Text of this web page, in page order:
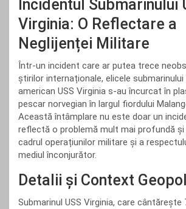
Incidentul Submarinului
Virginia: O Reflectare a
Neglijenței Militare
Într-un incident care ar putea trece
știrilor internaționale, elicele submarinului
american USS Virginia s-au încurcat în
pescar norvegian în largul fiordului
Această întâmplare nu este doar un
reflectă o problemă mult mai profundă
cadrul operațiunilor militare și a
mediul înconjurător.
Detalii și Context
Submarinul USS Virginia, care cântărește